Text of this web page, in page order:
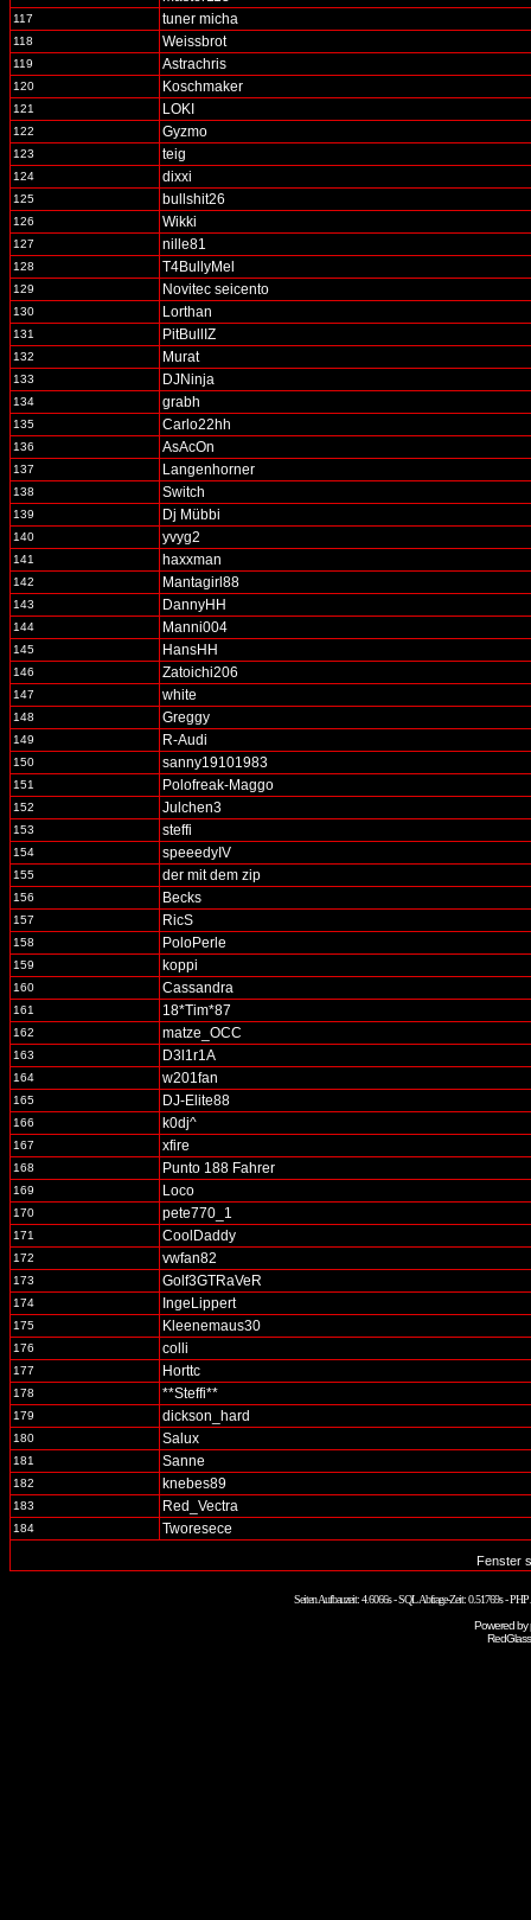
117 tuner micha
118 Weissbrot
119 Astrachris
120 Koschmaker
121 LOKI
122 Gyzmo
123 teig
124 dixxi
125 bullshit26
126 Wikki
127 nille81
128 T4BullyMel
129 Novitec seicento
130 Lorthan
131 PitBullIZ
132 Murat
133 DJNinja
134 grabh
135 Carlo22hh
136 AsAcOn
137 Langenhorner
138 Switch
139 Dj Mübbi
140 yvyg2
141 haxxman
142 Mantagirl88
143 DannyHH
144 Manni004
145 HansHH
146 Zatoichi206
147 white
148 Greggy
149 R-Audi
150 sanny19101983
151 Polofreak-Maggo
152 Julchen3
153 steffi
154 speeedyIV
155 der mit dem zip
156 Becks
157 RicS
158 PoloPerle
159 koppi
160 Cassandra
161 18*Tim*87
162 matze_OCC
163 D3l1r1A
164 w201fan
165 DJ-Elite88
166 k0dj^
167 xfire
168 Punto 188 Fahrer
169 Loco
170 pete770_1
171 CoolDaddy
172 vwfan82
173 Golf3GTRaVeR
174 IngeLippert
175 Kleenemaus30
176 colli
177 Horttc
178 **Steffi**
179 dickson_hard
180 Salux
181 Sanne
182 knebes89
183 Red_Vectra
184 Tworesece
Fenster
Seiten Aufbauzeit: 4.6066s - SQL Abfrage-Zeit: 0.51769s -
Powered by